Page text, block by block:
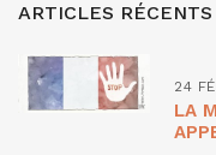
ARTICLES RÉCENTS
24
LA